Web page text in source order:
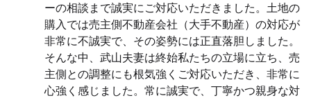
ーの相談まで誠実にご対応いただきました。土地の
購入では売主側不動産会社（大手不動産）の対応が
非常に不誠実で、その姿勢には正直落胆しました。
そんな中、武山夫妻は終始私たちの立場に立ち、売
主側との調整にも根気強くご対応いただき、非常に
心強く感じました。常に誠実で、丁寧かつ親身な対